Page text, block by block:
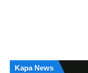
Kapa News